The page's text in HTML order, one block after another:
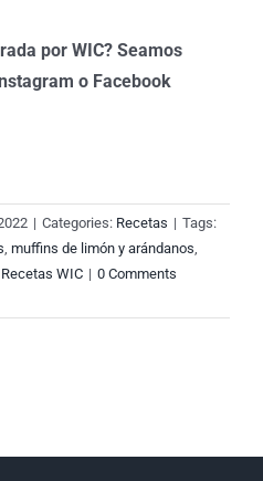
por WIC? Seamos
o Facebook
| Categories: Recetas | Tags:
, muffins de limón y arándanos,
Recetas WIC | 0 Comments